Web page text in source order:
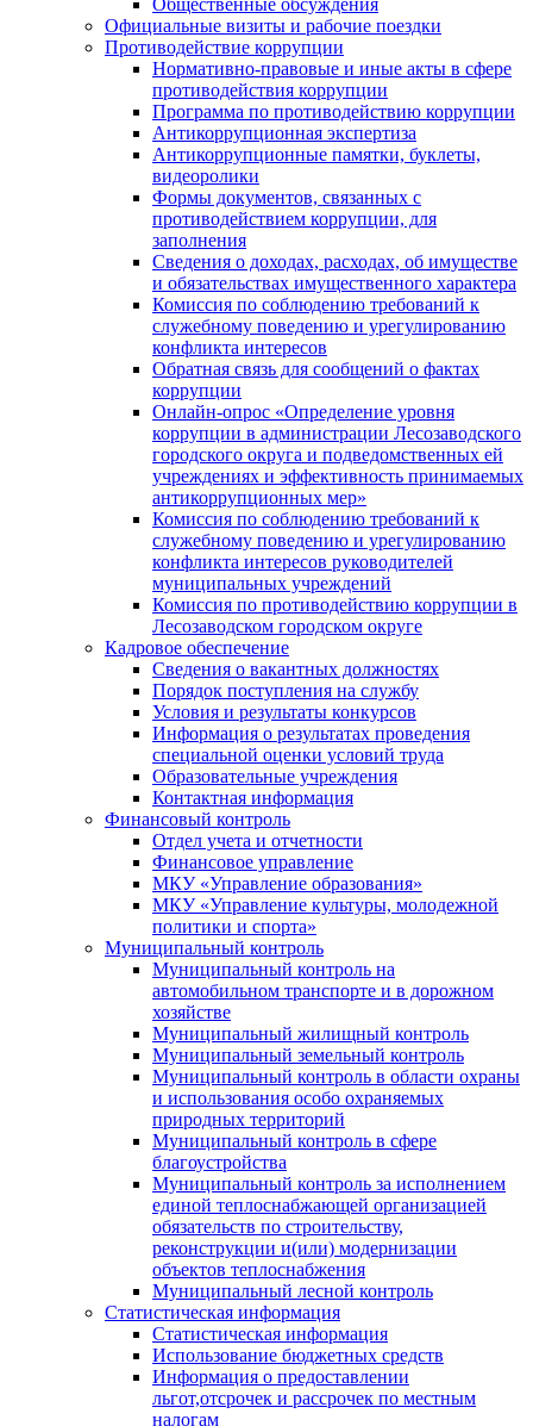
Общественные обсуждения
Официальные визиты и рабочие поездки
Противодействие коррупции
Нормативно-правовые и иные акты в сфере
противодействия коррупции
Программа по противодействию коррупции
Антикоррупционная экспертиза
Антикоррупционные памятки, буклеты,
видеоролики
Формы документов, связанных с
противодействием коррупции, для
заполнения
Сведения о доходах, расходах, об имуществе
и обязательствах имущественного характера
Комиссия по соблюдению требований к
служебному поведению и урегулированию
конфликта интересов
Обратная связь для сообщений о фактах
коррупции
Онлайн-опрос «Определение уровня
коррупции в администрации Лесозаводского
городского округа и подведомственных ей
учреждениях и эффективность принимаемых
антикоррупционных мер»
Комиссия по соблюдению требований к
служебному поведению и урегулированию
конфликта интересов руководителей
муниципальных учреждений
Комиссия по противодействию коррупции в
Лесозаводском городском округе
Кадровое обеспечение
Сведения о вакантных должностях
Порядок поступления на службу
Условия и результаты конкурсов
Информация о результатах проведения
специальной оценки условий труда
Образовательные учреждения
Контактная информация
Финансовый контроль
Отдел учета и отчетности
Финансовое управление
МКУ «Управление образования»
МКУ «Управление культуры, молодежной
политики и спорта»
Муниципальный контроль
Муниципальный контроль на
автомобильном транспорте и в дорожном
хозяйстве
Муниципальный жилищный контроль
Муниципальный земельный контроль
Муниципальный контроль в области охраны
и использования особо охраняемых
природных территорий
Муниципальный контроль в сфере
благоустройства
Муниципальный контроль за исполнением
единой теплоснабжающей организацией
обязательств по строительству,
реконструкции и(или) модернизации
объектов теплоснабжения
Муниципальный лесной контроль
Статистическая информация
Статистическая информация
Использование бюджетных средств
Информация о предоставлении
льгот,отсрочек и рассрочек по местным
налогам